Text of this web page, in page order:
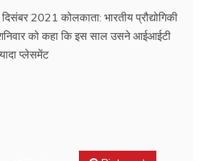
2021 कोलकाता: भारतीय प्रौद्योगिकी
को कहा कि इस साल उसने आईआईटी
प्लेसमेंट